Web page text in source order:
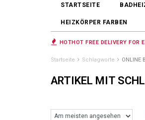
STARTSEITE
HEIZKÖRPER FARBEN
HOTHOT FREE DELIVERY FOR
Startseite Schlagworte ONLINE
ARTIKEL MIT